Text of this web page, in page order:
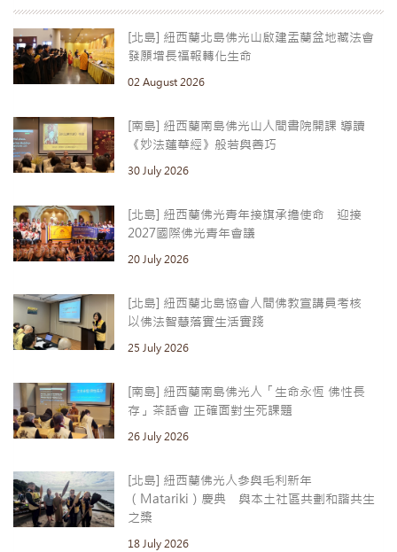
[北島] 紐西蘭北島佛光山啟建盂蘭盆地藏法會
發願增長福報轉化生命
02 August 2026
[南島] 紐西蘭南島佛光山人間書院開課 導讀
《妙法蓮華經》般若與善巧
30 July 2026
[北島] 紐西蘭佛光青年接旗承擔使命 迎接
2027國際佛光青年會議
20 July 2026
[北島] 紐西蘭北島協會人間佛教宣講員考核
以佛法智慧落實生活實踐
25 July 2026
[南島] 紐西蘭南島佛光人「生命永恆 佛性長
存」茶話會 正確面對生死課題
26 July 2026
[北島] 紐西蘭佛光人參與毛利新年
（Matariki）慶典 與本土社區共劃和諧共生
之槳
18 July 2026